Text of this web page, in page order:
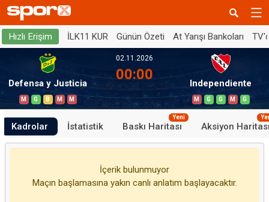
Hızlı Erişim İLK11 KUR Günün Özeti At Yarışı Bankoları
Defensa y Justicia
M G B M M
02.11.2026
00:00
Independiente
M G G M G
Kadrolar İstatistik Baskı Haritası
Yeni
Aksiyon
İçerik bulunmuyor
Maçın başlamasına yakın canlı anlatım başlayacaktır.